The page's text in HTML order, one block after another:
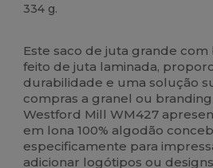
334 g.
Este saco de juta grande
feito de juta laminada,
durabilidade e uma solução
compras a granel ou
Westford Mill WM427
em lona 100% algodão
especificamente para
adicionar logótipos ou